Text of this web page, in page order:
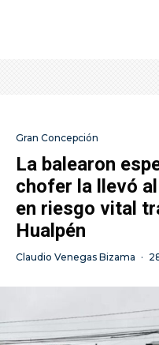
Gran Concepción
La balearon
chofer la llevó
en riesgo vital
Hualpén
Claudio Venegas Bizama ·